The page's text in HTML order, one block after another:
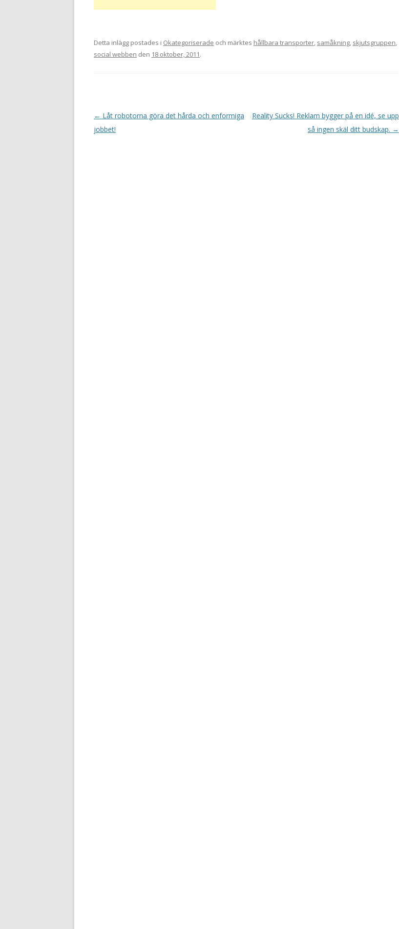
Detta inlägg postades i Okategoriserade och märktes hållbara transporter, samåkning, skjutsgruppen,
social webben den 18 oktober, 2011.
Inläggsnavigering
← Låt robotorna göra det hårda och enformiga
jobbet!
Reality Sucks! Reklam bygger på en idé, se upp
så ingen skäl ditt budskap. →